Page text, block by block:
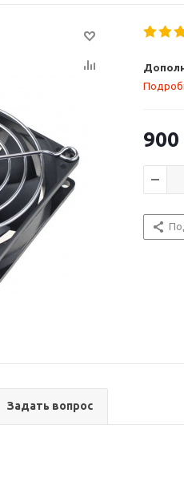
900
Задать вопрос